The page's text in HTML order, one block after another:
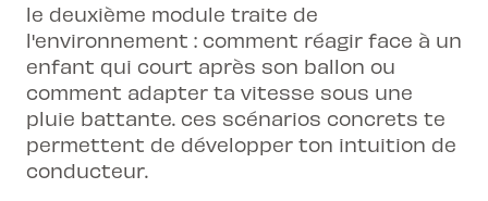
le deuxième module traite de
l'environnement : comment réagir face à un
enfant qui court après son ballon ou
comment adapter ta vitesse sous une
pluie battante. ces scénarios concrets te
permettent de développer ton intuition de
conducteur.